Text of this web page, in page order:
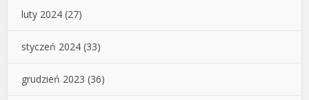
luty 2024 (27)
styczeń 2024 (33)
grudzień 2023 (36)